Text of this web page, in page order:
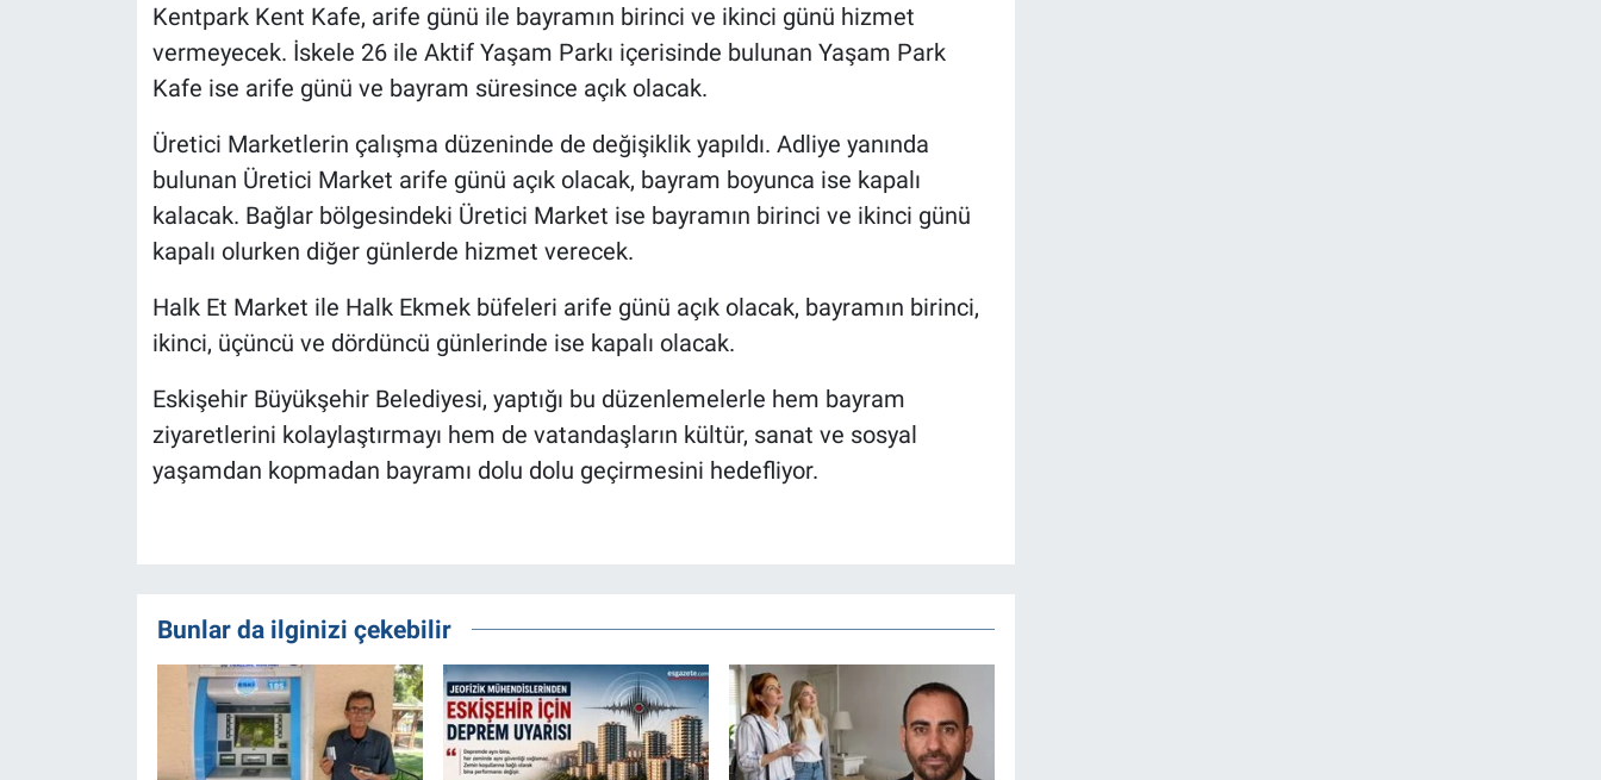
Kentpark Kent Kafe, arife günü ile bayramın birinci ve ikinci günü hizmet
vermeyecek. İskele 26 ile Aktif Yaşam Parkı içerisinde bulunan Yaşam Park
Kafe ise arife günü ve bayram süresince açık olacak.
Üretici Marketlerin çalışma düzeninde de değişiklik yapıldı. Adliye yanında
bulunan Üretici Market arife günü açık olacak, bayram boyunca ise kapalı
kalacak. Bağlar bölgesindeki Üretici Market ise bayramın birinci ve ikinci günü
kapalı olurken diğer günlerde hizmet verecek.
Halk Et Market ile Halk Ekmek büfeleri arife günü açık olacak, bayramın birinci,
ikinci, üçüncü ve dördüncü günlerinde ise kapalı olacak.
Eskişehir Büyükşehir Belediyesi, yaptığı bu düzenlemelerle hem bayram
ziyaretlerini kolaylaştırmayı hem de vatandaşların kültür, sanat ve sosyal
yaşamdan kopmadan bayramı dolu dolu geçirmesini hedefliyor.
Bunlar da ilginizi çekebilir